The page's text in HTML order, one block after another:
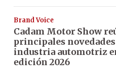
Brand Voice
Cadam Motor Show
principales
industria automotriz
edición 2026